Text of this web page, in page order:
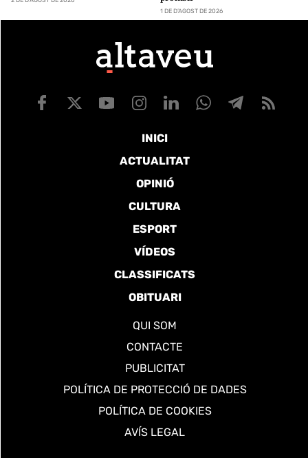
1 DE D’AGOST DE 2026
INICI
ACTUALITAT
OPINIÓ
CULTURA
ESPORT
VÍDEOS
CLASSIFICATS
OBITUARI
QUI SOM
CONTACTE
PUBLICITAT
POLÍTICA DE PROTECCIÓ DE DADES
POLÍTICA DE COOKIES
AVÍS LEGAL